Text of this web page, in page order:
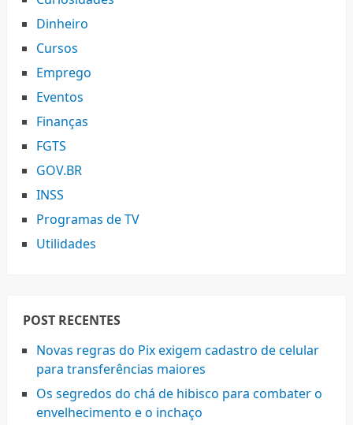
Dinheiro
Cursos
Emprego
Eventos
Finanças
FGTS
GOV.BR
INSS
Programas de TV
Utilidades
POST RECENTES
Novas regras do Pix exigem cadastro de celular
para transferências maiores
Os segredos do chá de hibisco para combater o
envelhecimento e o inchaço